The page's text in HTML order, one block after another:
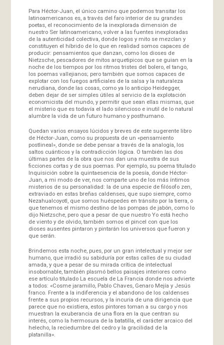
Para Héctor-Juan, el único camino que podemos transitar los
latinoamericanos es, a través del faro interior de su grandes
poetas, el reconocimiento de la inexplorada dimensión de
nuestro Ser latinoamericano, volver a las fuentes inexploradas
de la autenticidad colectiva, donde logos y mito se mezclan y
constituyen el híbrido de lo que en realidad somos capaces de
producir: pensamientos que danzan, como los dioses de
Nietzsche, pescadores de mitos arquetipicos que se guian en la
noche de los tiempos por los ritmos tristes del bolero, el tango,
los poemas vallejianos; pero también que somos capaces de
explotar con los fuegos artificiales de la salsa y la naturaleza
nerudiana, donde las cosas, como ya lo anticipo Heidegger,
deben dejar de ser simples útiles al servicio de la explotación
economicista del mundo, y permitir que sean ellas mismas, que
el misterio que es todavía el lado silencioso e inutil de lo natural
alumbre la vida de un futuro humano y posthumano.
Quedan varios ensayos lúcidos y breves de este sugerente libro
de Héctor-Juan, como su propuesta de un «pensamiento
postlineal», donde se debe pensar a través de la analogía, los
saltos cuánticos y la contradicción lógica. O también las dos
últimas partes de la obra que nos dan una muestra de sus
ficciones cortas y de sus poemas. Por ejemplo, su poema titulado
Inquisición sobre la quintaesencia de la poesía, donde Héctor-
Juan, a mi modo de ver, nos comparte uno de los más íntimos
misterios de su personalidad: la de una especie de filósofo zen,
extraviado en estas breñas caldenses, que supo siempre, como
Nezahualcoyotl, que somos huéspedes en tránsito por la tierra, o
que tenemos el mismo destino de las pompas de jabón, como lo
dijo Nietzsche, pero que a pesar de que nuestro Yo está hecho
de viento y de olvido, también somos el pincel con que los
dioses ausentes pintaron y pintarán los universos que fueron y
que serán.
Brindemos esta noche, pues, por un gran intelectual y mejor ser
humano, que irradió su sabiduría por estas calles de su ciudad
amada, y que a pesar de su mirada crítica de intelectual
insobornable, también plasmó bellos paisajes interiores como
ese artículo titulado La escuela de La Francia donde nos advierte
a todos: «Cosme jaramillo, Pablo Chaves, Genaro Mejía y Jesús
franco. Frente a la indiferencia y el abandono de los caldenses
frente a sus propios recursos, y la incuria de una dirigencia que
parece que no existiera, estos pintores toman a su cargo y nos
muestran la exuberancia de una flora en la que centran su
interés, como la hermosura de la batatilla, el carácter arcaico del
helecho, la reciedumbre del cedro y la gracilidad de la
platanilla».